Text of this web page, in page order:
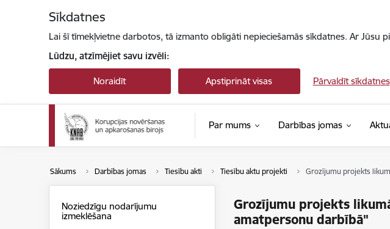
Sīkdatnes
Lai šī tīmekļvietne darbotos, tā izmanto obligāti nepieciešamās sīkdatnes. Ar
Lūdzu, atzīmējiet savu izvēli:
Noraidīt Apstiprināt visas Pārvaldīt sīkdatnes
Par mums Darbības jomas
Sākums Darbības jomas Tiesību akti Tiesību aktu projekti Grozījumu projekts
Grozījumu projekts
amatpersonu darbībā"
Noziedzīgu nodarījumu
izmeklēšana